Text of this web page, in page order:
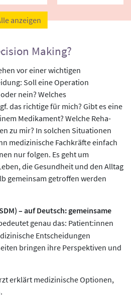
anzeigen
Making?
vor einer wichtigen
Soll eine Operation
nein? Welches
das richtige für mich? Gibt es eine
Medikament? Welche Reha-
zu mir? In solchen Situationen
medizinische Fachkräfte einfach
nur folgen. Es geht um
die Gesundheit und den Alltag
gemeinsam getroffen werden
– auf Deutsch: gemeinsame
genau das: Patient:innen
Entscheidungen
bringen ihre Perspektiven und
erklärt medizinische Optionen,